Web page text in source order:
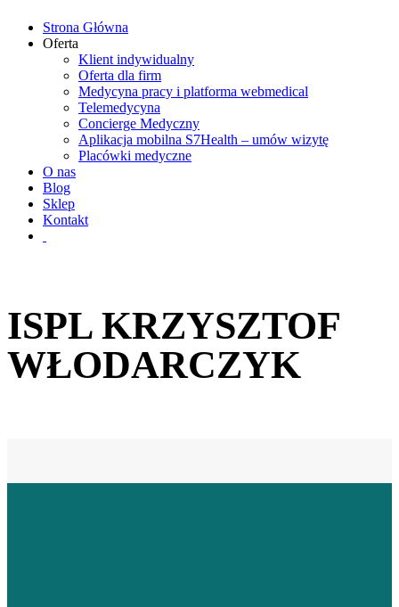
Strona Główna
Oferta
Klient indywidualny
Oferta dla firm
Medycyna pracy i platforma webmedical
Telemedycyna
Concierge Medyczny
Aplikacja mobilna S7Health – umów wizytę
Placówki medyczne
O nas
Blog
Sklep
Kontakt
ISPL KRZYSZTOF
WŁODARCZYK